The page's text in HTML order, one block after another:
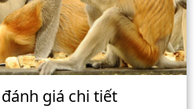
giá chi tiết